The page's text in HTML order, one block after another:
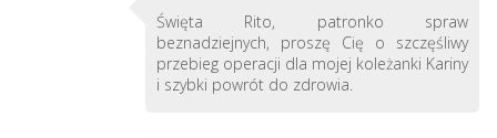
Święta Rito, patronko spraw
beznadziejnych, proszę Cię o szczęśliwy
przebieg operacji dla mojej koleżanki Kariny
i szybki powrót do zdrowia.